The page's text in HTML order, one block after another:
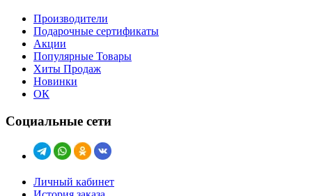
Производители
Подарочные сертификаты
Акции
Популярные Товары
Хиты Продаж
Новинки
ОК
Социальные сети
Личный кабинет